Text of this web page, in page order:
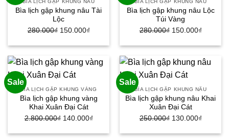
BÌA LỊCH GẬP KHUNG NÂU
Bìa lịch gập khung nâu Tài
Lộc
280.000₫ Giá
280.000₫.
150.000₫
là:
150.000₫.
BÌA LỊCH GẬP KHUNG NÂU
Bìa lịch gập khung nâu Lộc
Túi Vàng
280.000₫ Giá
280.000₫.
150.000₫
là:
Sale
BÌA LỊCH GẬP KHUNG VÀNG
Bìa lịch gập khung vàng
Khai Xuân Đại Cát
2.800.000₫ Giá
140.000₫
Sale
BÌA LỊCH GẬP KHUNG NÂU
Bìa lịch gập khung nâu Khai
Xuân Đại Cát
250.000₫ Giá
130.000₫